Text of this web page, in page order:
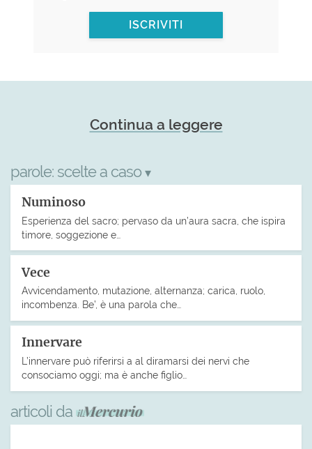
ISCRIVITI
Continua a leggere
parole: scelte a caso ▾
Numinoso
Esperienza del sacro; pervaso da un’aura sacra, che ispira
timore, soggezione e…
Vece
Avvicendamento, mutazione, alternanza; carica, ruolo,
incombenza. Be’, è una parola che…
Innervare
L’innervare può riferirsi a al diramarsi dei nervi che
consociamo oggi; ma è anche figlio…
articoli da